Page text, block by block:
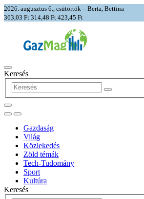
2026. augusztus 6., csütörtök – Berta, Bettina
363,03 Ft 314,48 Ft 423,45 Ft
Keresés
Gazdaság
Világ
Közlekedés
Zöld témák
Tech-Tudomány
Sport
Kultúra
Keresés